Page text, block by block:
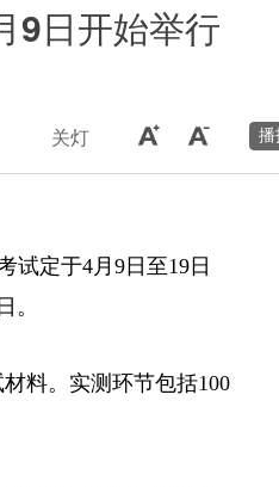
9日开始举行
关灯
试定于4月9日至19日
。
料。实测环节包括100